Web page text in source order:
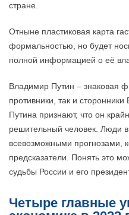
стране.
Отныне пластиковая карта
формальностью, но будет
полной информацией о её
Владимир Путин – знаковая
противники, так и
Путина признают, что он
решительный человек. Люди
всевозможными прогнозами,
предсказатели. Понять это
судьбы России и его
Четыре главные